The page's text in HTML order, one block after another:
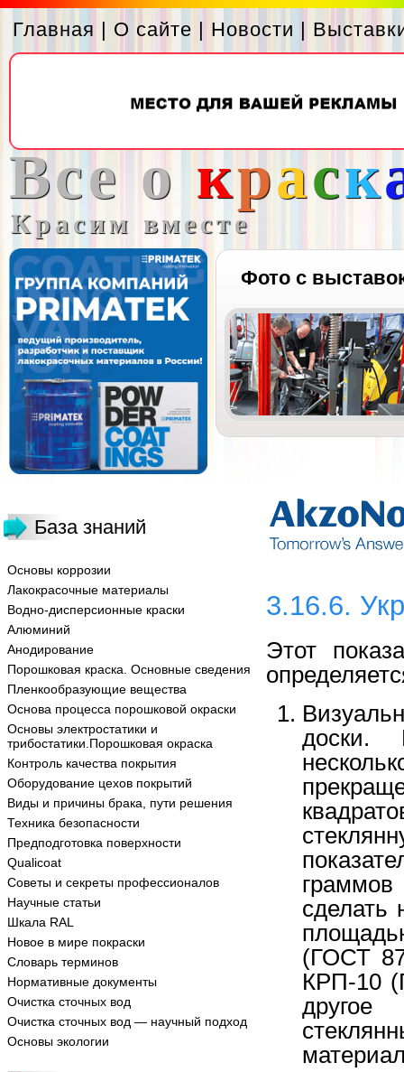
Главная | О сайте | Новости |
Все о краск
Красим вместе
Фото с
База знаний
Основы коррозии
Лакокрасочные материалы
Водно-дисперсионные краски
Алюминий
Анодирование
Порошковая краска. Основные сведения
Пленкообразующие вещества
Основа процесса порошковой окраски
Основы электростатики и
трибостатики.Порошковая окраска
Контроль качества покрытия
Оборудование цехов покрытий
Виды и причины брака, пути решения
Техника безопасности
Предподготовка поверхности
Qualicoat
Советы и секреты профессионалов
Научные статьи
Шкала RAL
Новое в мире покраски
Словарь терминов
Нормативные документы
Очистка сточных вод
Очистка сточных вод — научный подход
Основы экологии
3.16.6.
Этот
доски.
сделать
(ГОСТ
КРП-10